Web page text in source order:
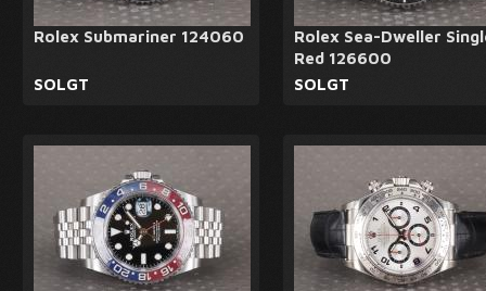
Rolex Submariner 124060
SOLGT
Rolex Sea-Dweller
Red 126600
SOLGT